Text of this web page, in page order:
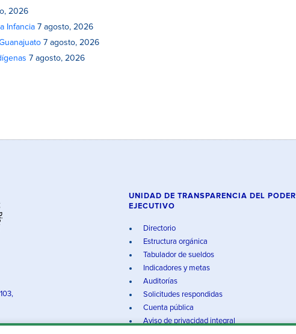
2026
Infancia 7 agosto, 2026
7 agosto, 2026
7 agosto, 2026
UNIDAD DE TRANSPARENCIA DEL PODER
EJECUTIVO
Directorio
Estructura orgánica
Tabulador de sueldos
Indicadores y metas
Auditorías
Solicitudes respondidas
Cuenta pública
Aviso de privacidad integral